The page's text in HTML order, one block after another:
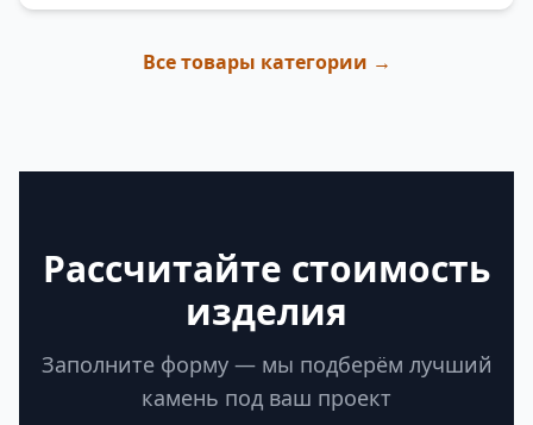
Все товары категории →
Рассчитайте стоимость
изделия
Заполните форму — мы подберём лучший
камень под ваш проект